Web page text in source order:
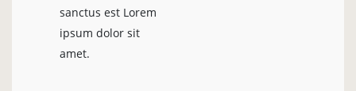
sanctus est Lorem
ipsum dolor sit
amet.